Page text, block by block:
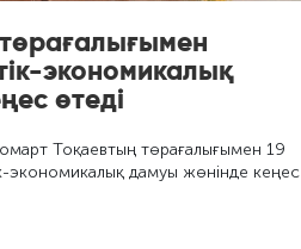
экономикалық
өтеді
Тоқаевтың төрағалығымен 19
экономикалық дамуы жөнінде кеңес